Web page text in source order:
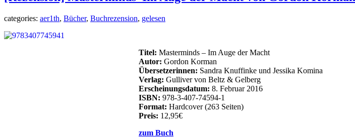
categories: aer1th, Bücher, Buchrezension, gelesen
Titel: Masterminds – Im Auge der Macht
Autor: Gordon Korman
Übersetzerinnen: Sandra Knuffinke und Jessika Komina
Verlag: Gulliver von Beltz & Gelberg
Erscheinungsdatum: 8. Februar 2016
ISBN: 978-3-407-74594-1
Format: Hardcover (263 Seiten)
Preis: 12,95€
zum Buch